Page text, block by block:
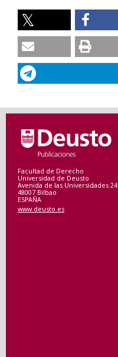
Facultad de Derecho
Universidad de Deusto
Avenida de las Universidades 24
48007 Bilbao
ESPAÑA
www.deusto.es